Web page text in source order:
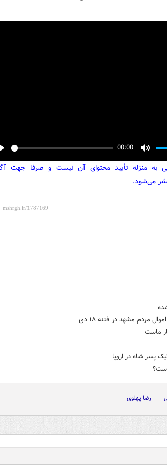
00:00
به منزله تأیید محتوای آن نیست و صرفا جهت
می‌شود.
مردم مشهد در فتنه ۱۸ دی
ماست
پسر شاه در اروپا
رضا پهلوی